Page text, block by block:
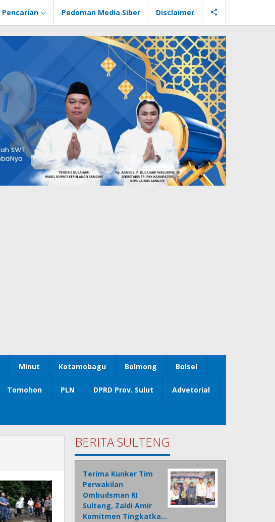
Pencarian Pedoman Media Siber Disclaimer
Minut Kotamobagu Bolmong Bolsel
Tomohon PLN DPRD Prov. Sulut Advetorial
BERITA SULTENG
Terima Kunker Tim
Perwakilan
Ombudsman RI
Sulteng, Zaldi Amir
Komitmen Tingkatka…